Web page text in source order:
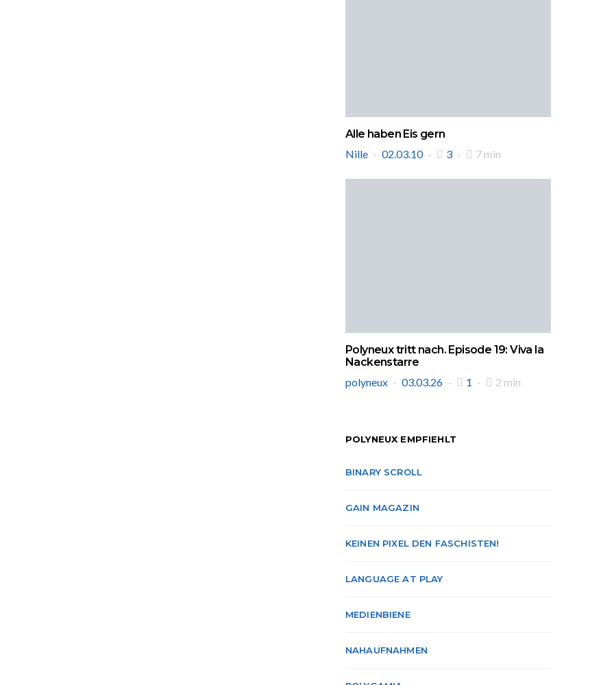
Alle haben Eis gern
Nille
02.03.10 3 7 min
Polyneux tritt nach. Episode 19: Viva la
Nackenstarre
polyneux
03.03.26 1 2 min
POLYNEUX EMPFIEHLT
BINARY SCROLL
GAIN MAGAZIN
KEINEN PIXEL DEN FASCHISTEN!
LANGUAGE AT PLAY
MEDIENBIENE
NAHAUFNAHMEN